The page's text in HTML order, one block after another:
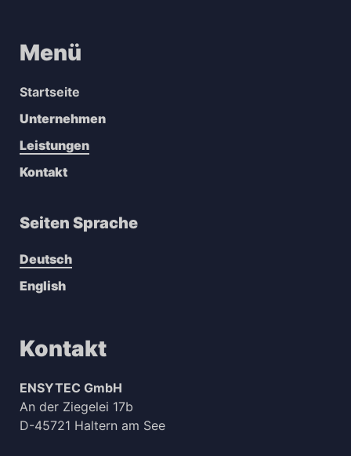
Menü
Startseite
Unternehmen
Leistungen
Kontakt
Seiten Sprache
Deutsch
English
Kontakt
ENSYTEC GmbH
An der Ziegelei 17b
D-45721 Haltern am See